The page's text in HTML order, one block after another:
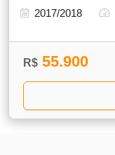
2017/2018
R$ 55.900